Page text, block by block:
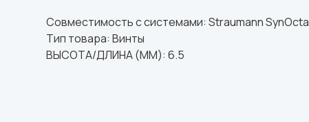
Совместимость с системами: Straumann SynOcta
Тип товара: Винты
ВЫСОТА/ДЛИНА (ММ): 6.5